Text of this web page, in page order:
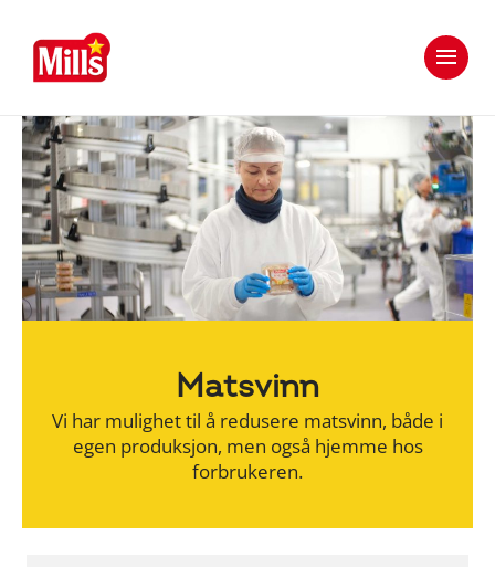
innhold
hovedinnhold
Matsvinn
Vi har mulighet til å redusere matsvinn, både i
egen produksjon, men også hjemme hos
forbrukeren.